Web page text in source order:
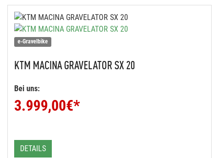
e-Gravelbike
KTM MACINA GRAVELATOR SX 20
Bei uns:
3.999,00€*
DETAILS